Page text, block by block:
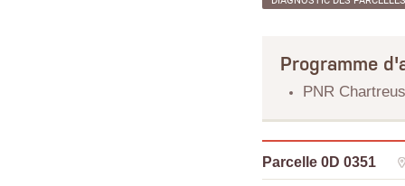
Programme
PNR
Parcelle 0D 0351